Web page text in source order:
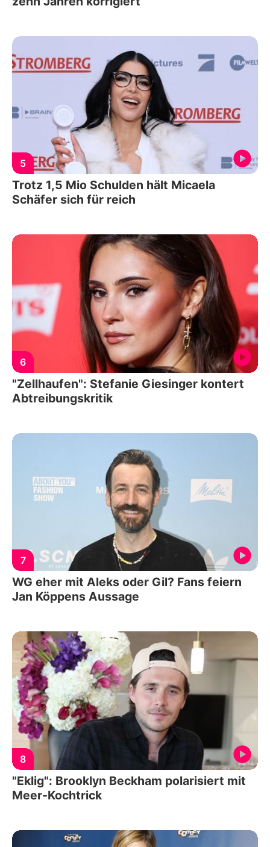
5
Trotz 1,5 Mio Schulden hält Micaela
Schäfer sich für reich
6
"Zellhaufen": Stefanie Giesinger kontert
Abtreibungskritik
7
WG eher mit Aleks oder Gil? Fans feiern
Jan Köppens Aussage
8
"Eklig": Brooklyn Beckham polarisiert mit
Meer-Kochtrick